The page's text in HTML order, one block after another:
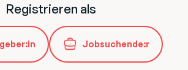
Registrieren als
Jobsuchende:r